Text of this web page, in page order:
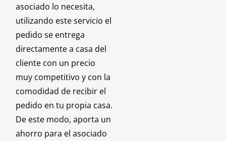
asociado lo necesita,
utilizando este servicio el
pedido se entrega
directamente a casa del
cliente con un precio
muy competitivo y con la
comodidad de recibir el
pedido en tu propia casa.
De este modo, aporta un
ahorro para el asociado